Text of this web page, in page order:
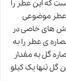
که این عطر را
عطر موضوعی
روش های خاصی در
ی عطر را به
گل به مقدار
گل تنها یک کیلو